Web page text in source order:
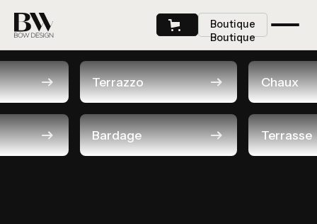
Boutique
Boutique
Terrazzo Chaux
Bardage Terrasse
Résalisations